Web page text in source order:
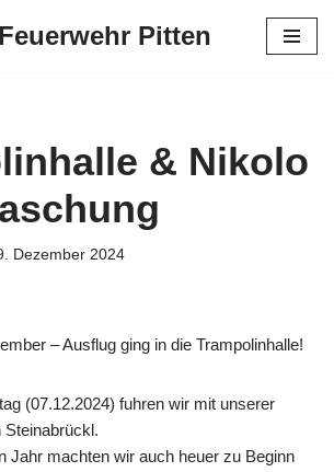
Pitten
& Nikolo
Dezember 2024
– Ausflug ging in die Trampolinhalle!
(07.12.2024) fuhren wir mit unserer
Steinabrückl.
Jahr machten wir auch heuer zu Beginn